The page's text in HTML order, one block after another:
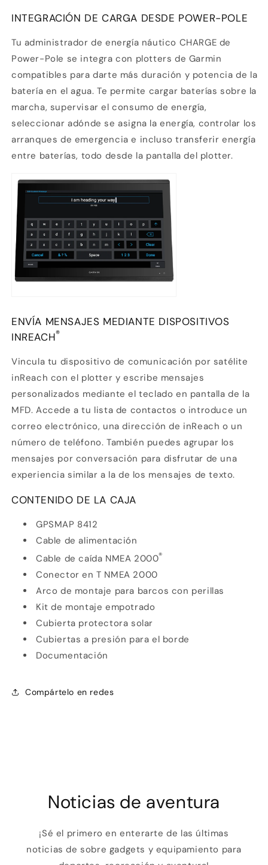
INTEGRACIÓN DE CARGA DESDE POWER-POLE
Tu administrador de energía náutico CHARGE de
Power-Pole se integra con plotters de Garmin
compatibles para darte más duración y potencia de la
batería en el agua. Te permite cargar baterías sobre la
marcha, supervisar el consumo de energía,
seleccionar adónde se asigna la energía, controlar los
arranques de emergencia e incluso transferir energía
entre baterías, todo desde la pantalla del plotter.
ENVÍA MENSAJES MEDIANTE DISPOSITIVOS
INREACH®
Vincula tu dispositivo de comunicación por satélite
inReach con el plotter y escribe mensajes
personalizados mediante el teclado en pantalla de la
MFD. Accede a tu lista de contactos o introduce un
correo electrónico, una dirección de inReach o un
número de teléfono. También puedes agrupar los
mensajes por conversación para disfrutar de una
experiencia similar a la de los mensajes de texto.
CONTENIDO DE LA CAJA
GPSMAP 8412
Cable de alimentación
Cable de caída NMEA 2000®
Conector en T NMEA 2000
Arco de montaje para barcos con perillas
Kit de montaje empotrado
Cubierta protectora solar
Cubiertas a presión para el borde
Documentación
Compártelo en redes
Noticias de aventura
¡Sé el primero en enterarte de las últimas
noticias de sobre gadgets y equipamiento para